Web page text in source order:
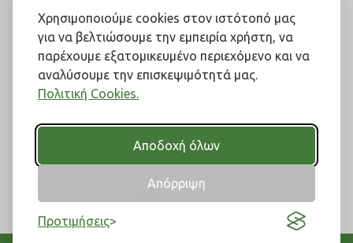
Χρησιμοποιούμε cookies στον ιστότοπό μας
για να βελτιώσουμε την εμπειρία χρήστη, να
παρέχουμε εξατομικευμένο περιεχόμενο και να
αναλύσουμε την επισκεψιμότητά μας.
Πολιτική Cookies.
Αποδοχή όλων
Απόρριψη
Προτιμήσεις
Ακολουθήστε μας!